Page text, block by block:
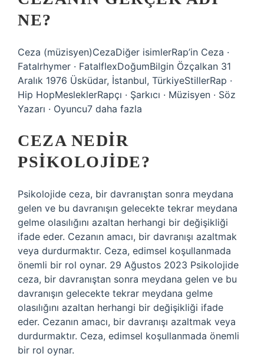
NE?
Ceza (müzisyen)CezaDiğer isimlerRap’in Ceza ·
Fatalrhymer · FatalflexDoğumBilgin Özçalkan 31
Aralık 1976 Üsküdar, İstanbul, TürkiyeStillerRap ·
Hip HopMesleklerRapçı · Şarkıcı · Müzisyen · Söz
Yazarı · Oyuncu7 daha fazla
CEZA NEDIR
PSIKOLOJIDE?
Psikolojide ceza, bir davranıştan sonra meydana
gelen ve bu davranışın gelecekte tekrar meydana
gelme olasılığını azaltan herhangi bir değişikliği
ifade eder. Cezanın amacı, bir davranışı azaltmak
veya durdurmaktır. Ceza, edimsel koşullanmada
önemli bir rol oynar. 29 Ağustos 2023 Psikolojide
ceza, bir davranıştan sonra meydana gelen ve bu
davranışın gelecekte tekrar meydana gelme
olasılığını azaltan herhangi bir değişikliği ifade
eder. Cezanın amacı, bir davranışı azaltmak veya
durdurmaktır. Ceza, edimsel koşullanmada önemli
bir rol oynar.